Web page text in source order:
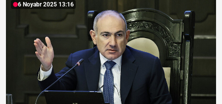
6 Noyabr 2025 13:16